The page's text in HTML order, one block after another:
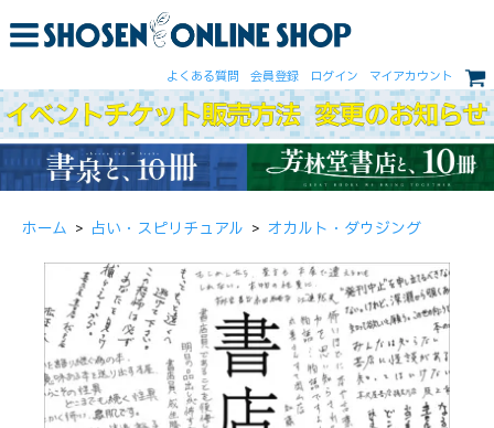
よくある質問 会員登録 ログイン マイアカウント
ホーム > 占い・スピリチュアル > オカルト・ダウジング